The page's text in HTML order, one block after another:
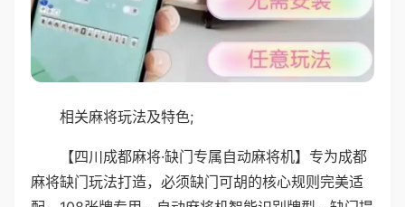
相关麻将玩法及特色;
【四川成都麻将·缺门专属自动麻将机】专为成都
麻将缺门玩法打造，必须缺门可胡的核心规则完美适